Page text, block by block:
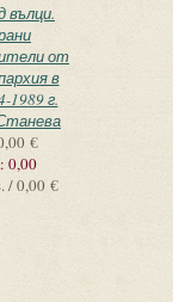
вълци.
от
в
1989 г.
€
0,00
/ 0,00 €